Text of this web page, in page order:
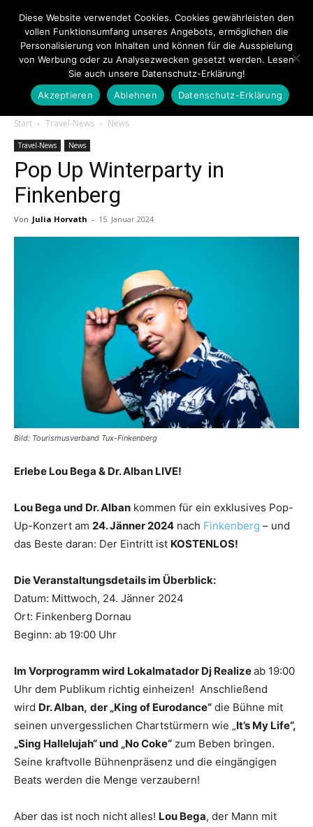
Touristiknews.de
|
und
Reiseempfehlungen.
Start Travel-News News
Travel-News News
Pop Up Winterparty in
Finkenberg
Von Julia Horvath - 15. Januar 2024
Bild: Tourismusverband Tux-Finkenberg
Erlebe Lou Bega & Dr. Alban LIVE!
Lou Bega und Dr. Alban kommen für ein exklusives Pop-
Up-Konzert am 24. Jänner 2024 nach Finkenberg – und
das Beste daran: Der Eintritt ist KOSTENLOS!
Die Veranstaltungsdetails im Überblick:
Datum: Mittwoch, 24. Jänner 2024
Ort: Finkenberg Dornau
Beginn: ab 19:00 Uhr
Im Vorprogramm wird Lokalmatador Dj Realizeab 19:00
Uhr dem Publikum richtig einheizen! Anschließend
wird Dr. Alban, der „King of Eurodance“ die Bühne mit
seinen unvergesslichen Chartstürmern wie „It’s My Life“,
„Sing Hallelujah“ und „No Coke“ zum Beben bringen.
Seine kraftvolle Bühnenpräsenz und die eingängigen
Beats werden die Menge verzaubern!
Aber das ist noch nicht alles! Lou Bega, der Mann mit
Diese Website verwendet Cookies. Cookies gewährleisten den
vollen Funktionsumfang unseres Angebots, ermöglichen die
Personalisierung von Inhalten und können für die Ausspielung
von Werbung oder zu Analysezwecken gesetzt werden. Lesen
Sie auch unsere Datenschutz-Erklärung!
Akzeptieren
Ablehnen Datenschutz-Erklärung